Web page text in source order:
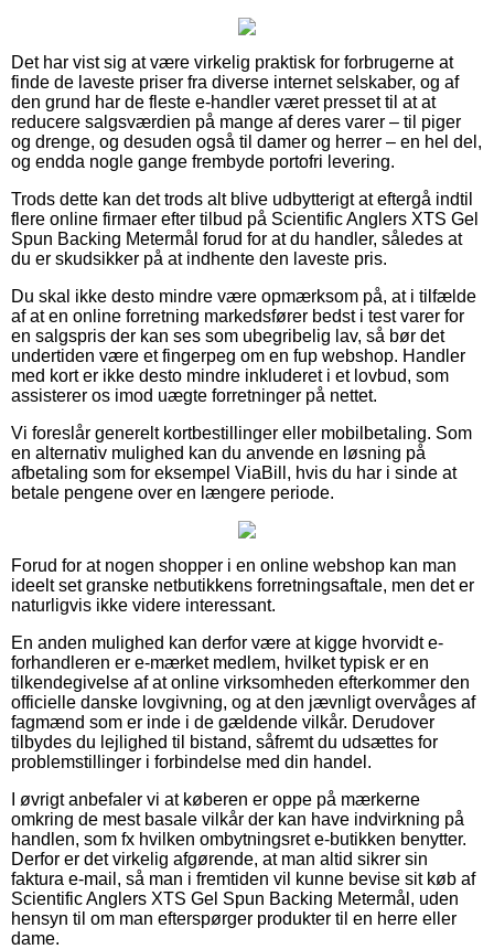
Det har vist sig at være virkelig praktisk for forbrugerne at
finde de laveste priser fra diverse internet selskaber, og af
den grund har de fleste e-handler været presset til at at
reducere salgsværdien på mange af deres varer – til piger
og drenge, og desuden også til damer og herrer – en hel del,
og endda nogle gange frembyde portofri levering.
Trods dette kan det trods alt blive udbytterigt at eftergå indtil
flere online firmaer efter tilbud på Scientific Anglers XTS Gel
Spun Backing Metermål forud for at du handler, således at
du er skudsikker på at indhente den laveste pris.
Du skal ikke desto mindre være opmærksom på, at i tilfælde
af at en online forretning markedsfører bedst i test varer for
en salgspris der kan ses som ubegribelig lav, så bør det
undertiden være et fingerpeg om en fup webshop. Handler
med kort er ikke desto mindre inkluderet i et lovbud, som
assisterer os imod uægte forretninger på nettet.
Vi foreslår generelt kortbestillinger eller mobilbetaling. Som
en alternativ mulighed kan du anvende en løsning på
afbetaling som for eksempel ViaBill, hvis du har i sinde at
betale pengene over en længere periode.
Forud for at nogen shopper i en online webshop kan man
ideelt set granske netbutikkens forretningsaftale, men det er
naturligvis ikke videre interessant.
En anden mulighed kan derfor være at kigge hvorvidt e-
forhandleren er e-mærket medlem, hvilket typisk er en
tilkendegivelse af at online virksomheden efterkommer den
officielle danske lovgivning, og at den jævnligt overvåges af
fagmænd som er inde i de gældende vilkår. Derudover
tilbydes du lejlighed til bistand, såfremt du udsættes for
problemstillinger i forbindelse med din handel.
I øvrigt anbefaler vi at køberen er oppe på mærkerne
omkring de mest basale vilkår der kan have indvirkning på
handlen, som fx hvilken ombytningsret e-butikken benytter.
Derfor er det virkelig afgørende, at man altid sikrer sin
faktura e-mail, så man i fremtiden vil kunne bevise sit køb af
Scientific Anglers XTS Gel Spun Backing Metermål, uden
hensyn til om man efterspørger produkter til en herre eller
dame.